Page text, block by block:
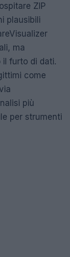
ZIP
plausibili
ma
furto di dati.
come
più
per strumenti